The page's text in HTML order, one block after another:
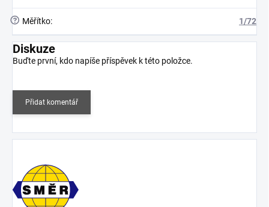
? Měřítko: 1/72
Diskuze
Buďte první, kdo napíše příspěvek k této položce.
Přidat komentář